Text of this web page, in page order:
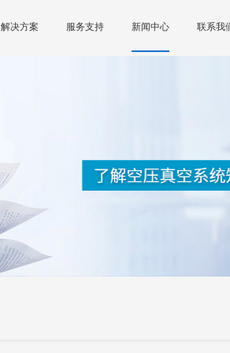
解决方案 服务支持 新闻中心 联系我